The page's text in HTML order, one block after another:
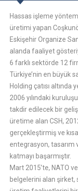
Hassas işleme
üretimi yapan
Eskişehir Organize
alanda faaliyet
6 farklı sektörde 12
Türkiye’nin en büyük
Holding çatısı altında
2006 yılındaki
takdir edilecek bir
üretime alan CSH,
gerçekleştirmiş ve
entegrasyon,
katmayı başarmıştır.
Mart 2015’te, NATO
belgelerini alan şirket,